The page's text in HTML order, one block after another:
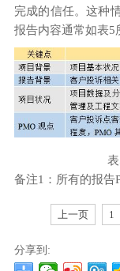
完成的信任。这种
报告内容通常如表5
备注1：所有的报告
上一页 1
分享到: